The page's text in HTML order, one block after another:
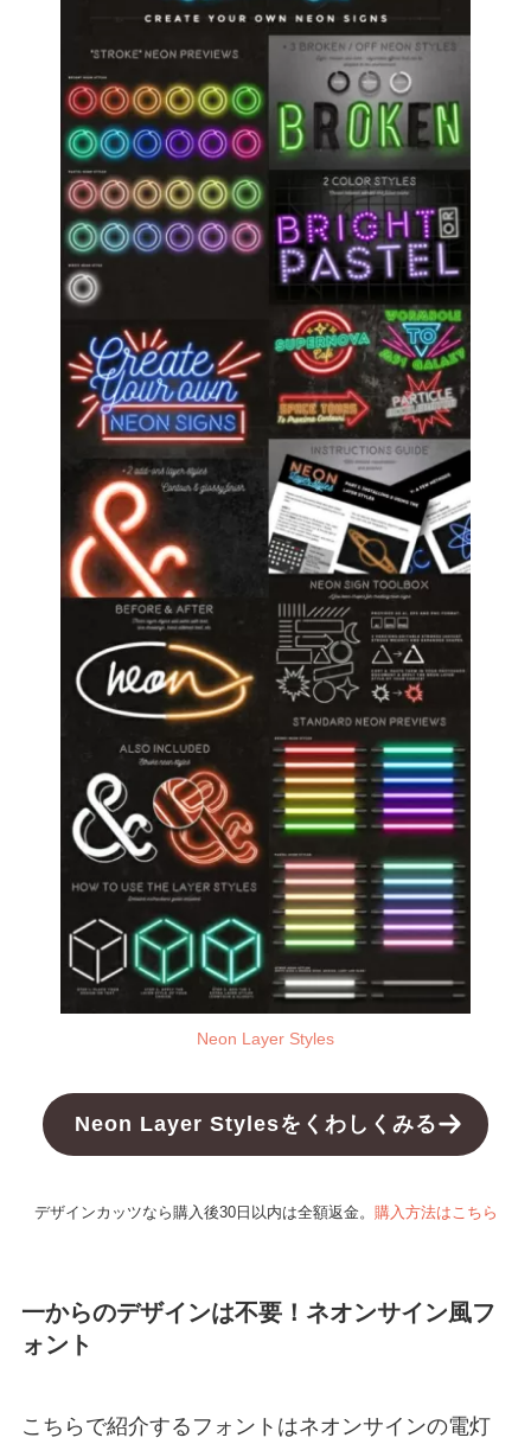
Neon Layer Styles
Neon Layer Stylesをくわしくみる
デザインカッツなら購入後30日以内は全額返金。 購入方法はこちら
一からのデザインは不要！ネオンサイン風フ
ォント
こちらで紹介するフォントはネオンサインの電灯